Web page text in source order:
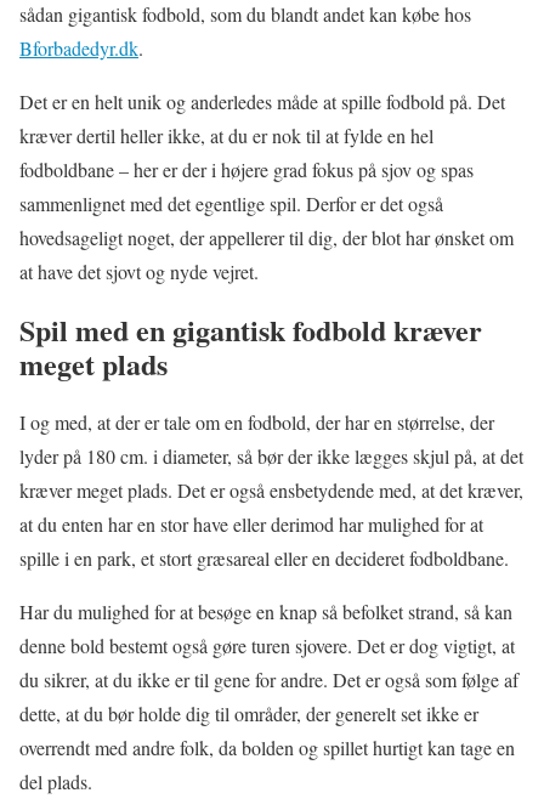
sådan gigantisk fodbold, som du blandt andet kan købe hos
Bforbadedyr.dk.
Det er en helt unik og anderledes måde at spille fodbold på. Det
kræver dertil heller ikke, at du er nok til at fylde en hel
fodboldbane – her er der i højere grad fokus på sjov og spas
sammenlignet med det egentlige spil. Derfor er det også
hovedsageligt noget, der appellerer til dig, der blot har ønsket om
at have det sjovt og nyde vejret.
Spil med en gigantisk fodbold kræver
meget plads
I og med, at der er tale om en fodbold, der har en størrelse, der
lyder på 180 cm. i diameter, så bør der ikke lægges skjul på, at det
kræver meget plads. Det er også ensbetydende med, at det kræver,
at du enten har en stor have eller derimod har mulighed for at
spille i en park, et stort græsareal eller en decideret fodboldbane.
Har du mulighed for at besøge en knap så befolket strand, så kan
denne bold bestemt også gøre turen sjovere. Det er dog vigtigt, at
du sikrer, at du ikke er til gene for andre. Det er også som følge af
dette, at du bør holde dig til områder, der generelt set ikke er
overrendt med andre folk, da bolden og spillet hurtigt kan tage en
del plads.